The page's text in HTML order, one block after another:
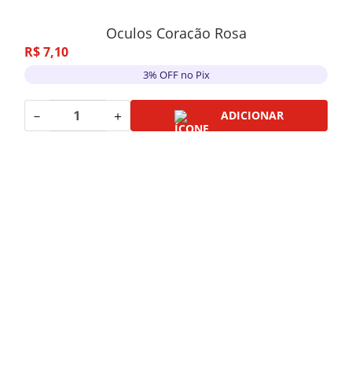
Oculos Coração Rosa
R$7,10
3% OFF no Pix
－ ＋ ADICIONAR